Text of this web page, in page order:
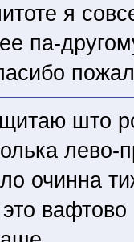
я
па-
што
лево-
очинна